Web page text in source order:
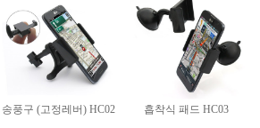
송풍구 (고정레버) HC02 흡착식 패드 HC03